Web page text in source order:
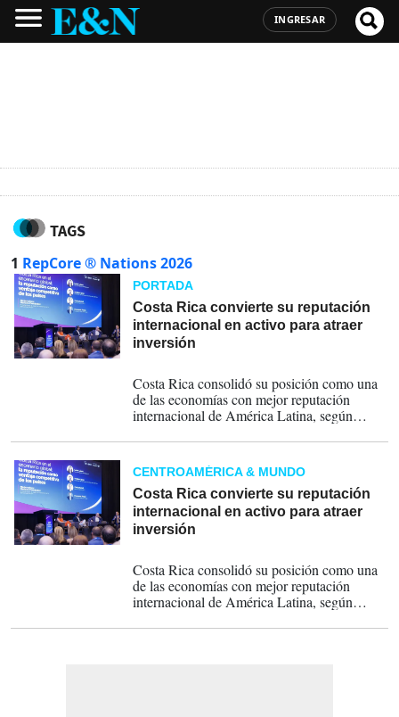
INGRESAR
TAGS
1 RepCore ® Nations 2026
PORTADA
Costa Rica convierte su reputación
internacional en activo para atraer
inversión
Costa Rica consolidó su posición como una
de las economías con mejor reputación
internacional de América Latina, según
atributos como sostenibilidad, calidad de
vida, institucionalidad y responsabilidad,
factores que cada vez pesan más en las
decisiones de inversión, localización
empresarial y atracción de talento global.
CENTROAMÉRICA & MUNDO
Costa Rica convierte su reputación
internacional en activo para atraer
inversión
Costa Rica consolidó su posición como una
de las economías con mejor reputación
internacional de América Latina, según
atributos como sostenibilidad, calidad de